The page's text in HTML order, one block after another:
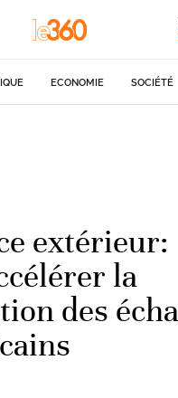
ECONOMIE SOCIÉTÉ
extérieur:
la
des